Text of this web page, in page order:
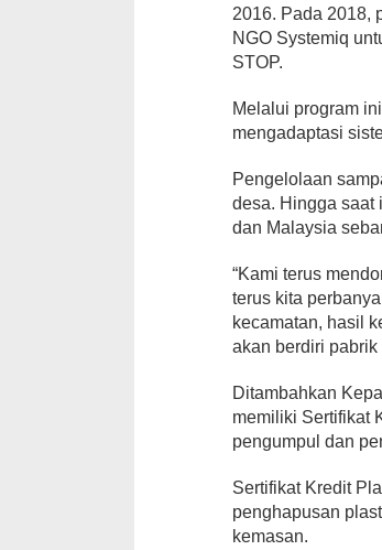
2016. Pada 2018,
NGO Systemiq
STOP.
Melalui program
mengadaptasi
Pengelolaan
desa. Hingga saat
dan Malaysia
“Kami terus
terus kita
kecamatan, hasil
akan berdiri
Ditambahkan
memiliki Sertifikat
pengumpul dan
Sertifikat Kredit
penghapusan
kemasan.